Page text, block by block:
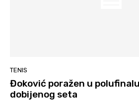
TENIS
Đoković poražen u
dobijenog seta